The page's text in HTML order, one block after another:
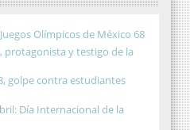
Olímpicos de México 68
protagonista y testigo de la
golpe contra estudiantes
Día Internacional de la